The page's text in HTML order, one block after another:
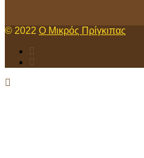
© 2022 Ο Μικρός Πρίγκιπας